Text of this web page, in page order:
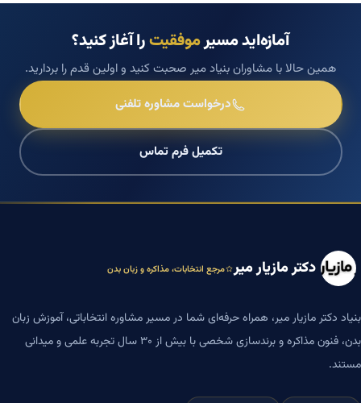
آمازه‌اید مسیرموفقیترا آغاز کنید؟
همین حالا با مشاوران بنیاد میر صحبت کنید و اولین قدم را بردارید.
درخواست مشاوره تلفنی
تکمیل فرم تماس
دکتر مازیار میر مرجع انتخابات، مذاکره و زبان بدن
بنیاد دکتر مازیار میر، همراه حرفه‌ای شما در مسیر مشاوره انتخاباتی، آموزش زبان
بدن، فنون مذاکره و برندسازی شخصی با بیش از ۳۰ سال تجربه علمی و میدانی
مستند.